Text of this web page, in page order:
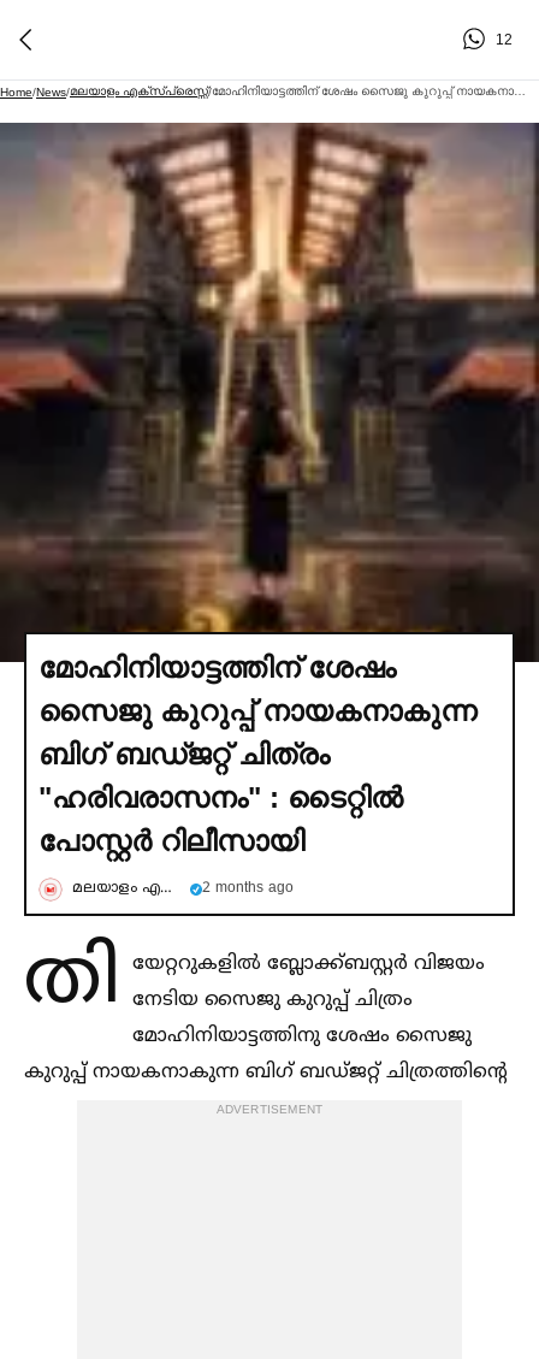
12
Home/News/മലയാളം എക്സ്പ്രെസ്സ്/
മോഹിനിയാട്ടത്തിന് ശേഷം
സൈജു കുറുപ്പ് നായകനാകുന്ന
ബിഗ് ബഡ്ജറ്റ് ചിത്രം
"ഹരിവരാസനം" : ടൈറ്റില്‍
പോസ്റ്റര്‍ റിലീസായി
മലയാളം എക്സ്പ്രെസ്സ് 2 months ago
തി
യേറ്ററുകളില്‍ ബ്ലോക്ക്ബസ്റ്റർ വിജയം
നേടിയ സൈജു കുറുപ്പ് ചിത്രം
മോഹിനിയാട്ടത്തിനു ശേഷം സൈജു
കുറുപ്പ് നായകനാകുന്ന ബിഗ് ബഡ്ജറ്റ് ചിത്രത്തിന്റെ
ADVERTISEMENT